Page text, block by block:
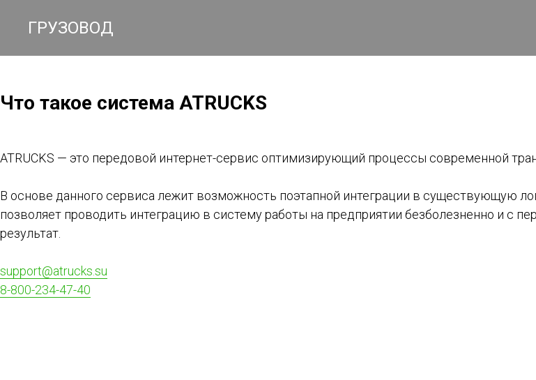
ГРУЗОВОД
Что такое система ATRUCKS
ATRUCKS — это передовой интернет-сервис оптимизирующий процессы современной
В основе данного сервиса лежит возможность поэтапной интеграции в существующую
позволяет проводить интеграцию в систему работы на предприятии безболезненно и с
результат.
support@atrucks.su
8-800-234-47-40